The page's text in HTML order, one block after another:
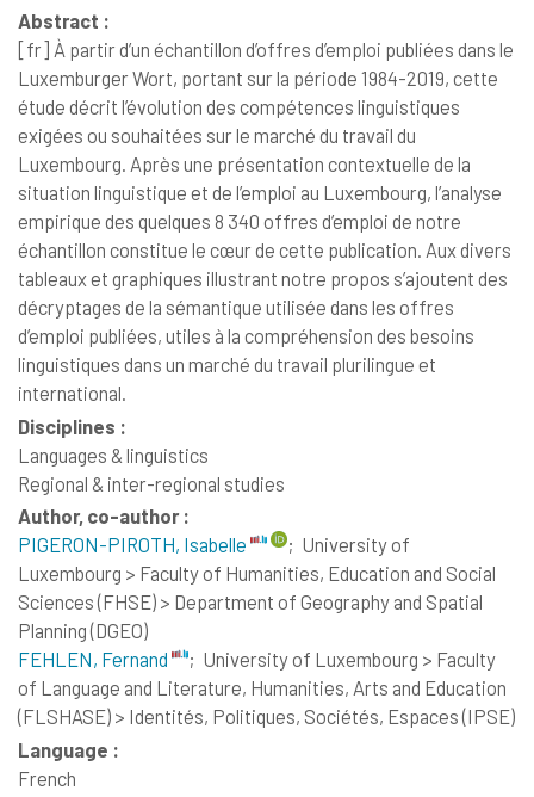
Abstract :
[fr] À partir d’un échantillon d’offres d’emploi publiées dans le
Luxemburger Wort, portant sur la période 1984-2019, cette
étude décrit l’évolution des compétences linguistiques
exigées ou souhaitées sur le marché du travail du
Luxembourg. Après une présentation contextuelle de la
situation linguistique et de l’emploi au Luxembourg, l’analyse
empirique des quelques 8 340 offres d’emploi de notre
échantillon constitue le cœur de cette publication. Aux divers
tableaux et graphiques illustrant notre propos s’ajoutent des
décryptages de la sémantique utilisée dans les offres
d’emploi publiées, utiles à la compréhension des besoins
linguistiques dans un marché du travail plurilingue et
international.
Disciplines :
Languages & linguistics
Regional & inter-regional studies
Author, co-author :
PIGERON-PIROTH, Isabelle
; University of
Luxembourg > Faculty of Humanities, Education and Social
Sciences (FHSE) > Department of Geography and Spatial
Planning (DGEO)
FEHLEN, Fernand
; University of Luxembourg > Faculty
of Language and Literature, Humanities, Arts and Education
(FLSHASE) > Identités, Politiques, Sociétés, Espaces (IPSE)
Language :
French